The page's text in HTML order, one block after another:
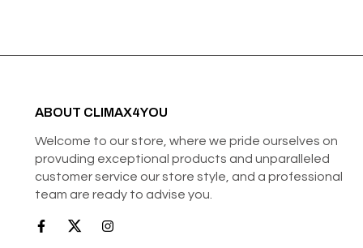
ABOUT CLIMAX4YOU
Welcome to our store, where we pride ourselves on
provuding exceptional products and unparalleled
customer service our store style, and a professional
team are ready to advise you.